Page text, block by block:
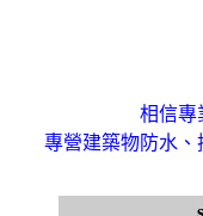
相信專
專營建築物防水